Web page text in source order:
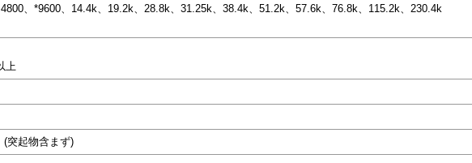
、*9600、14.4k、19.2k、28.8k、31.25k、38.4k、51.2k、57.6k、76.8k、115.2k、230.4k
上
(突起物含まず)